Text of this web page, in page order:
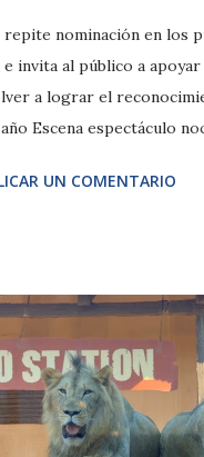
nominación en los
invita al público a apoyar
a lograr el
Escena espectáculo
España vuelve a situarse
de Europa). Este
turísticos que destacan
y capacidad de
con este galardón en la
aspira ahora a
UN COMENTARIO